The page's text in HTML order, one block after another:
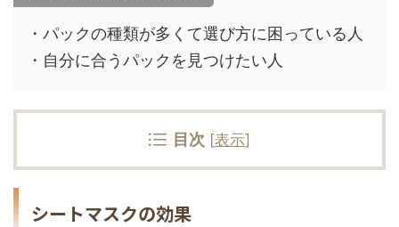
・パックの種類が多くて選び方に困っている人
・自分に合うパックを見つけたい人
目次 [表示]
シートマスクの効果